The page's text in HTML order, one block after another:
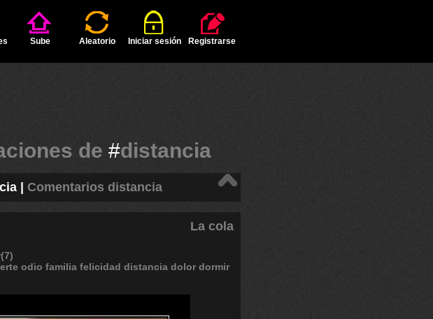
Sube Aleatorio Iniciar sesión Registrarse
de #distancia
| Comentarios distancia
La cola
odio familia felicidad distancia dolor dormir